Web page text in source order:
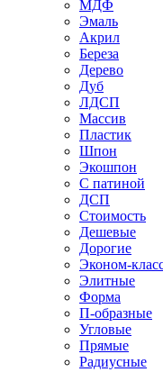
МДФ
Эмаль
Акрил
Береза
Дерево
Дуб
ЛДСП
Массив
Пластик
Шпон
Экошпон
С патиной
ДСП
Стоимость
Дешевые
Дорогие
Эконом-
Элитные
Форма
П-образные
Угловые
Прямые
Радиусные